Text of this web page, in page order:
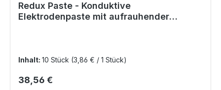
Redux Paste - Konduktive
Elektrodenpaste mit aufrauhender
Inhalt: 10 Stück (3,86 € / 1 Stück)
Regulärer Preis:
38,56 €